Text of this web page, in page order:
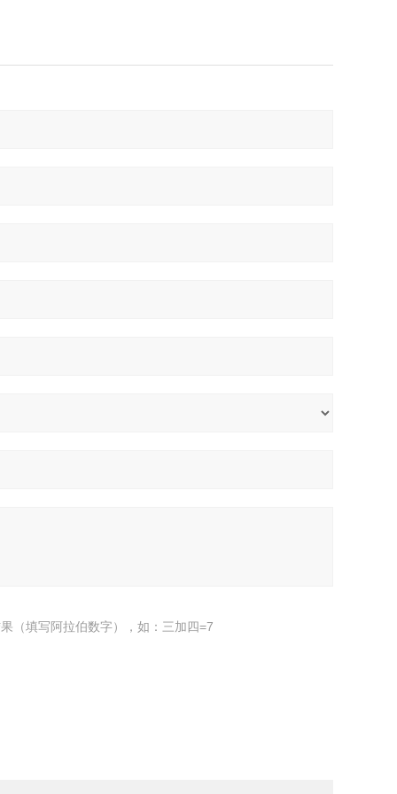
（填写阿拉伯数字），如：三加四=7